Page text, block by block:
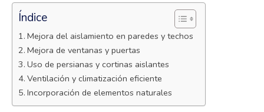
Índice
Mejora del aislamiento en paredes y techos
Mejora de ventanas y puertas
Uso de persianas y cortinas aislantes
Ventilación y climatización eficiente
Incorporación de elementos naturales